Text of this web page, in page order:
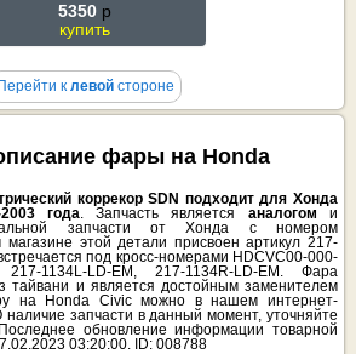
5350 p
купить
Перейти к левойстороне
фары на Honda
коррекор SDN подходит для Хонда
года. Запчасть является аналогом и
запчасти от Хонда с номером
этой детали присвоен артикул 217-
под кросс-номерами HDCVC00-000-
1134L-LD-EM, 217-1134R-LD-EM. Фара
тайвани и является достойным заменителем
на Honda Civic можно в нашем интернет-
запчасти в данный момент, уточняйте
обновление информации товарной
03:20:00. ID: 008788